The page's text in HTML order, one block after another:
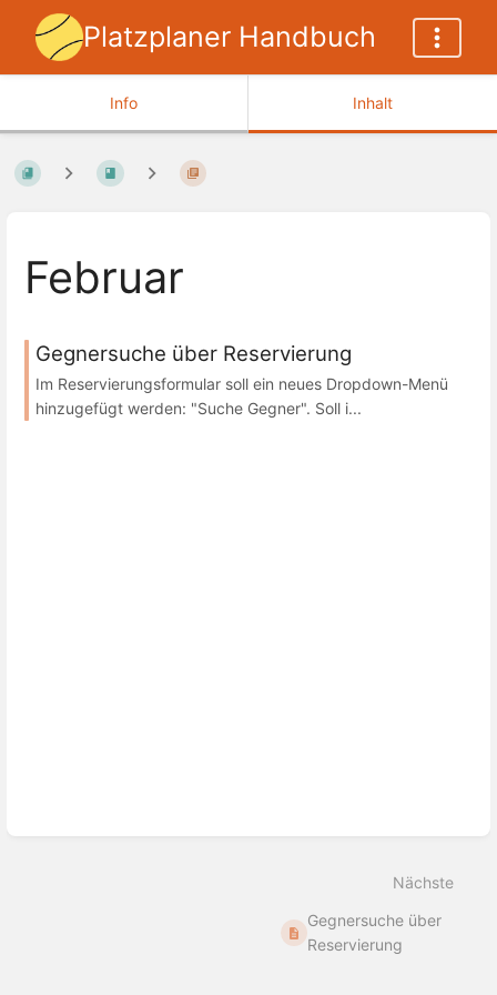
Platzplaner Handbuch
Info Inhalt
Februar
Gegnersuche über Reservierung
Im Reservierungsformular soll ein neues Dropdown-Menü
hinzugefügt werden: "Suche Gegner". Soll i...
Nächste
Gegnersuche über
Reservierung